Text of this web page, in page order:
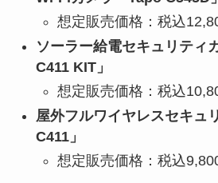
想定販売価格：税込
ソーラー給電セキュリティ
C411 KIT」
想定販売価格：税込
屋外フルワイヤレスセキュ
C411」
想定販売価格：税込